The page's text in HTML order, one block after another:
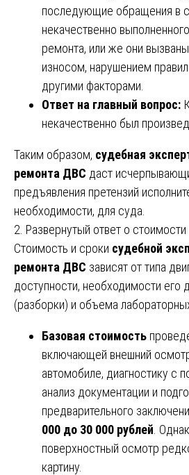
последующие обращения в
некачественно
ремонта, или же они
износом, нарушением
другими факторами.
Ответ на главный вопрос:
некачественно был
Таким образом, судебная
ремонта ДВС даст
предъявления претензий
необходимости, для суда.
2. Развернутый ответ о
Стоимость и сроки судебной
ремонта ДВС зависят от типа
доступности, необходимости его
(разборки) и объема
Базовая стоимость
включающей внешний
автомобиле, диагностику с
анализ документации и
предварительного
000 до 30 000 рублей .
поверхностный осмотр
картину.